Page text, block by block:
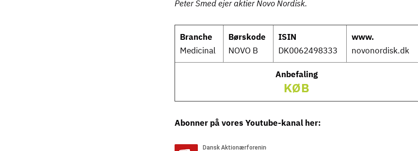
Peter Smed ejer aktier Novo Nordisk.
Branche
Medicinal
Børskode
NOVO B
ISIN
DK0062498333
www.
novonordisk.dk
Anbefaling
KØB
Abonner på vores Youtube-kanal her: